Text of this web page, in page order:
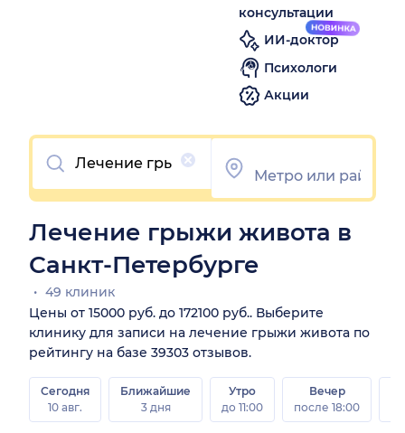
консультации
ИИ-доктор
Психологи
Акции
Очистить
Лечение грыжи живота в
Санкт-Петербурге
49 клиник
Цены от 15000 руб. до 172100 руб.. Выберите
клинику для записи на лечение грыжи живота по
рейтингу на базе 39303 отзывов.
Сегодня
10 авг.
Ближайшие
3 дня
Утро
до 11:00
Вечер
после 18:00